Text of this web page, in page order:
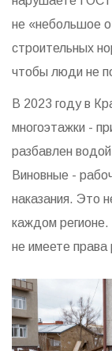
не «небольшое
строительных
чтобы люди не
В 2023 году в
многоэтажки -
разбавлен
Виновные -
наказания. Это
каждом
не имеете права